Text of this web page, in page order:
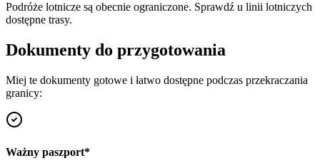
Podróże lotnicze są obecnie ograniczone. Sprawdź u linii lotniczych
dostępne trasy.
Dokumenty do przygotowania
Miej te dokumenty gotowe i łatwo dostępne podczas przekraczania
granicy:
Ważny paszport*